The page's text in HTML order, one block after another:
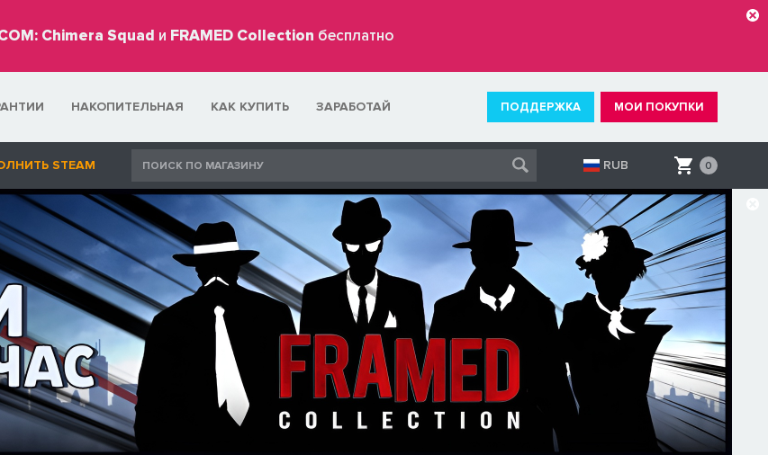
Chimera Squad и FRAMED Collection бесплатно
НАКОПИТЕЛЬНАЯ КАК КУПИТЬ ЗАРАБОТАЙ ПОДДЕРЖКА МОИ ПОКУПКИ
STEAM RUB 0